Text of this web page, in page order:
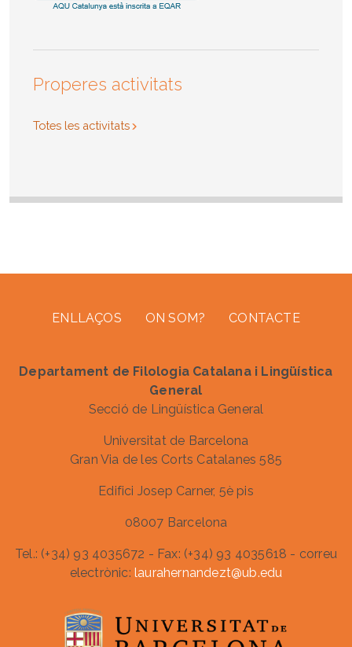
Properes activitats
Totes les activitats
menu
ENLLAÇOS ON SOM? CONTACTE
Departament de Filologia Catalana i Lingüística
General
Secció de Lingüística General
Universitat de Barcelona
Gran Via de les Corts Catalanes 585
Edifici Josep Carner, 5è pis
08007 Barcelona
Tel.: (+34) 93 4035672 - Fax: (+34) 93 4035618 - correu
electrònic: laurahernandezt@ub.edu